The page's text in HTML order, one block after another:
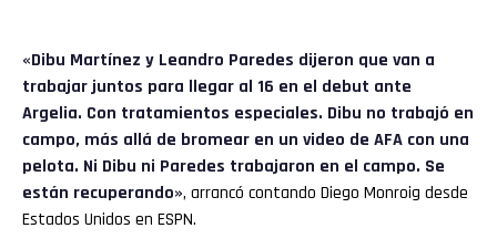
«Dibu Martínez y Leandro Paredes dijeron que van a
trabajar juntos para llegar al 16 en el debut ante
Argelia. Con tratamientos especiales. Dibu no trabajó en
campo, más allá de bromear en un video de AFA con una
pelota. Ni Dibu ni Paredes trabajaron en el campo. Se
están recuperando», arrancó contando Diego Monroig desde
Estados Unidos en ESPN.